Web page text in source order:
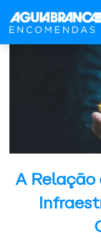
A Relação entre Qualidade da